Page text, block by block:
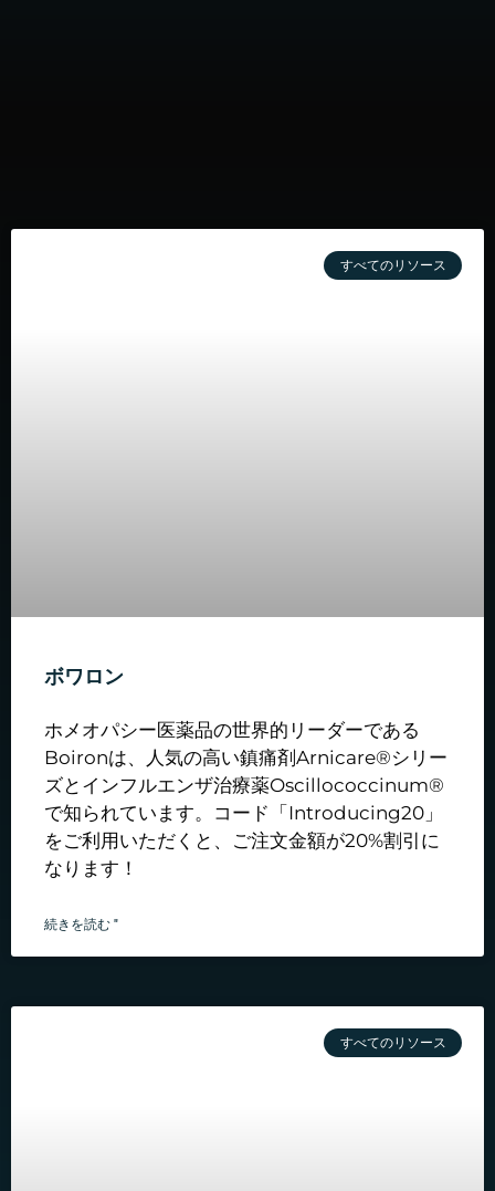
すべてのリソース
ボワロン
ホメオパシー医薬品の世界的リーダーである
Boironは、人気の高い鎮痛剤Arnicare®シリー
ズとインフルエンザ治療薬Oscillococcinum®
で知られています。コード「Introducing20」
をご利用いただくと、ご注文金額が20%割引に
なります！
続きを読む "
すべてのリソース